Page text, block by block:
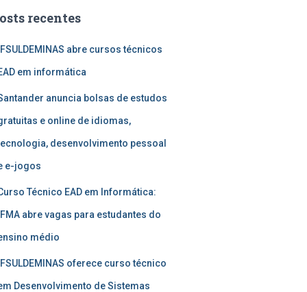
recentes
abre cursos técnicos
em informática
anuncia bolsas de estudos
e online de idiomas,
desenvolvimento pessoal
e-jogos
Técnico EAD em Informática:
abre vagas para estudantes do
médio
oferece curso técnico
Desenvolvimento de Sistemas